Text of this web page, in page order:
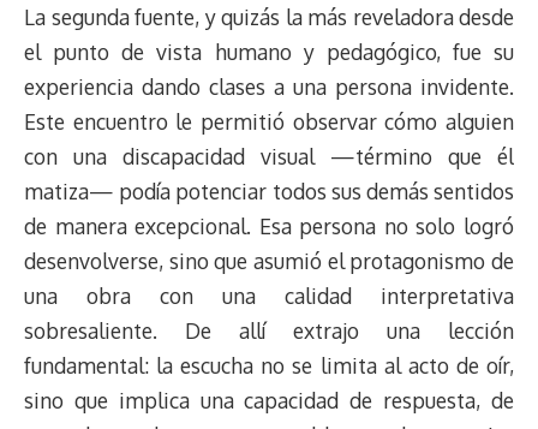
La segunda fuente, y quizás la más reveladora desde
el punto de vista humano y pedagógico, fue su
experiencia dando clases a una persona invidente.
Este encuentro le permitió observar cómo alguien
con una discapacidad visual —término que él
matiza— podía potenciar todos sus demás sentidos
de manera excepcional. Esa persona no solo logró
desenvolverse, sino que asumió el protagonismo de
una obra con una calidad interpretativa
sobresaliente. De allí extrajo una lección
fundamental: la escucha no se limita al acto de oír,
sino que implica una capacidad de respuesta, de